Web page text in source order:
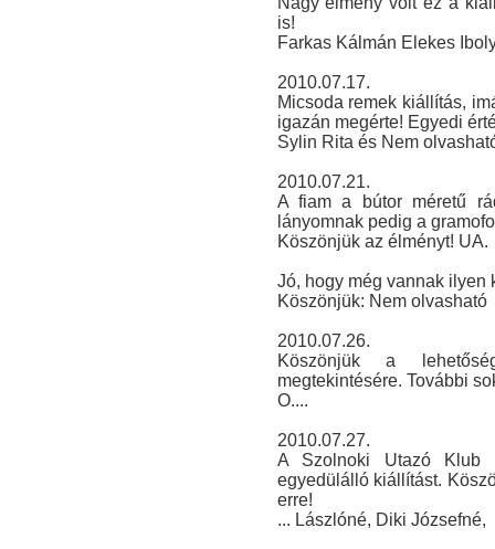
is!
Farkas Kálmán Elekes
2010.07.17.
Micsoda remek kiállítás,
igazán megérte! Egyedi
Sylin Rita és Nem
2010.07.21.
A fiam a bútor méretű
lányomnak pedig a
Köszönjük az élményt! UA.
Jó, hogy még vannak ilyen
Köszönjük: Nem olvasható
2010.07.26.
Köszönjük a
megtekintésére. További
O....
2010.07.27.
A Szolnoki Utazó Klub
egyedülálló kiállítást.
erre!
... Lászlóné, Diki Józsefné,